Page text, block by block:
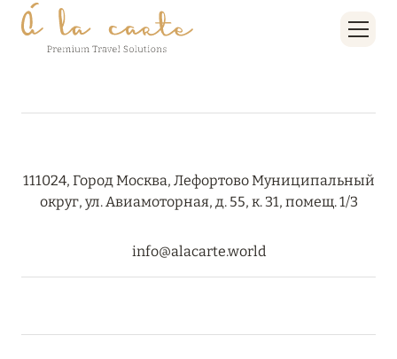
111024, Город Москва, Лефортово Муниципальный
округ, ул. Авиамоторная, д. 55, к. 31, помещ. 1/3
info@alacarte.world